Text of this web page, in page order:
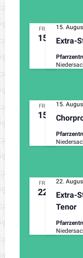
FR.
15 Extra-
15.
FR.
15
15.
FR.
22
Extra-
Tenor
22.